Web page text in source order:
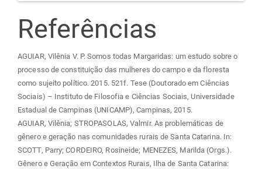
Referências
AGUIAR, Vilênia V. P. Somos todas Margaridas: um estudo sobre o
processo de constituição das mulheres do campo e da floresta
como sujeito político. 2015. 521f. Tese (Doutorado em Ciências
Sociais) – Instituto de Filosofia e Ciências Sociais, Universidade
Estadual de Campinas (UNICAMP), Campinas, 2015.
AGUIAR, Vilênia; STROPASOLAS, Valmir. As problemáticas de
gênero e geração nas comunidades rurais de Santa Catarina. In:
SCOTT, Parry; CORDEIRO, Rosineide; MENEZES, Marilda (Orgs.).
Gênero e Geração em Contextos Rurais, Ilha de Santa Catarina: